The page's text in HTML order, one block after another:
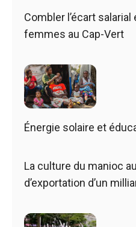
Combler l’écart
femmes au Cap-Vert
Énergie solaire et
La culture du manioc
d’exportation d’un